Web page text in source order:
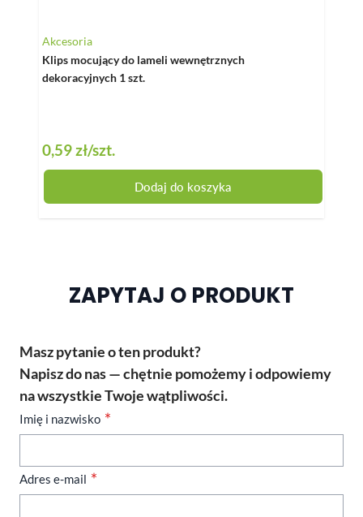
Akcesoria
Klips mocujący do lameli wewnętrznych
dekoracyjnych 1 szt.
0,59 zł/szt.
Dodaj do koszyka
ZAPYTAJ O PRODUKT
Masz pytanie o ten produkt?
Napisz do nas — chętnie pomożemy i odpowiemy
na wszystkie Twoje wątpliwości.
Imię i nazwisko
Adres e-mail